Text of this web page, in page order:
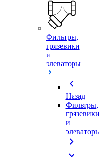
Фильтры,
грязевики
и
элеваторы
chevron_left
Назад
Фильтры,
грязевики
и
chevron_right
expand_more